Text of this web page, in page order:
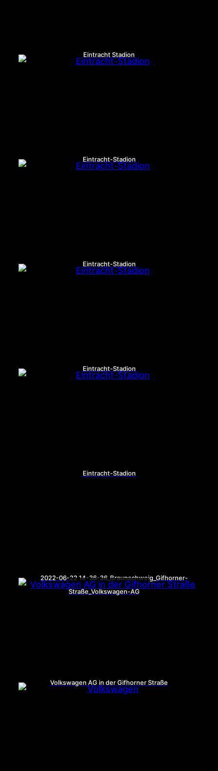
Eintracht Stadion
Eintracht-Stadion
Eintracht-Stadion
Eintracht-Stadion
Eintracht-Stadion
2022-06-22 14-36-36_Braunschweig_Gifhorner-
Straße_Volkswagen-AG
Volkswagen AG in der Gifhorner Straße